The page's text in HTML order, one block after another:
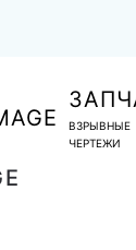
ВЗРЫВНЫЕ
ЧЕРТЕЖИ